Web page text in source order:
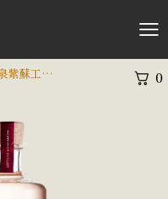
0
野澤溫泉紫蘇工藝琴酒 NOZAWA SHISO GIN